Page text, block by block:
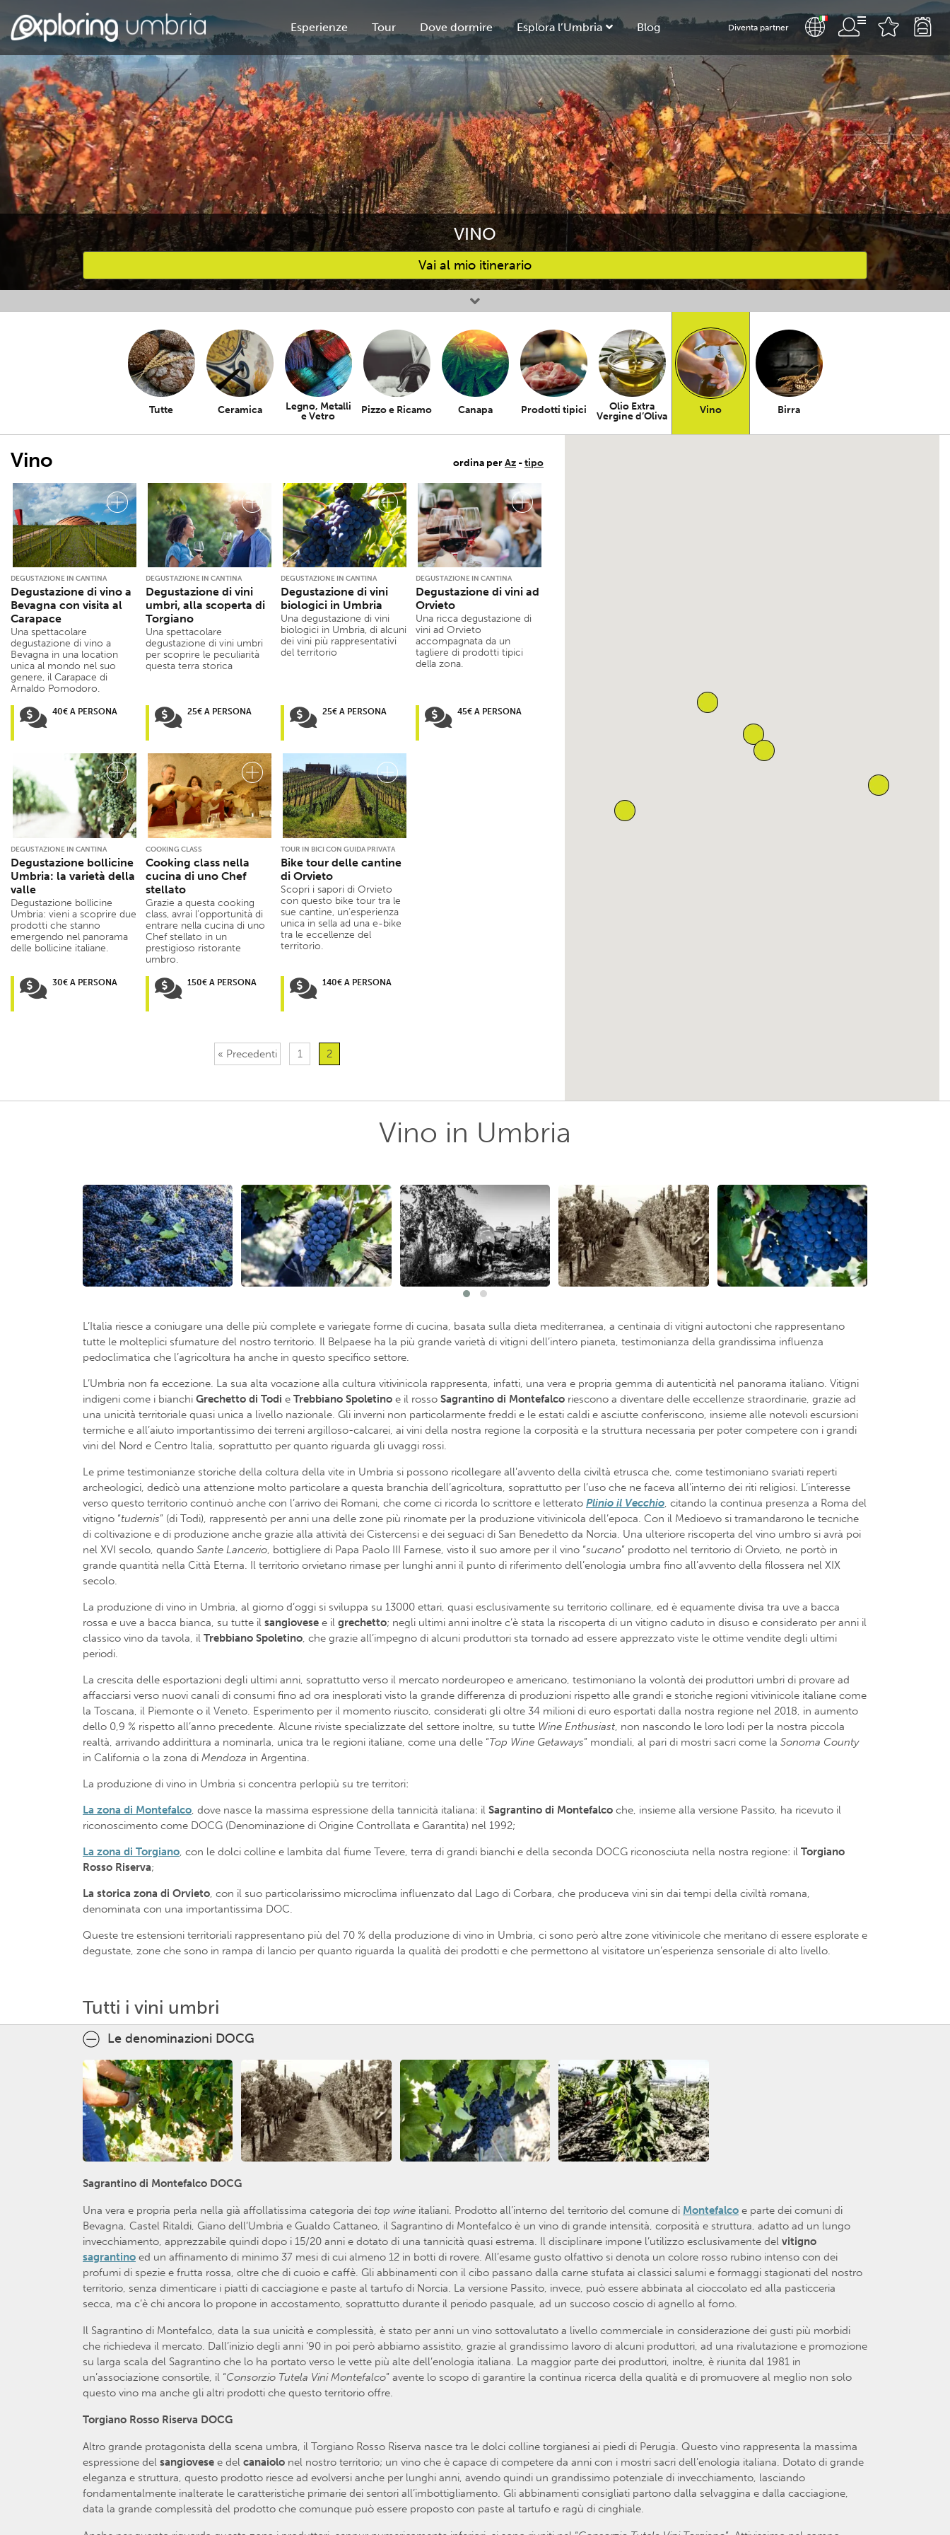
Esperienze Tour Dove dormire Esplora l’Umbria Blog Diventa partner
VINO
Vai al mio itinerario
Attività preferite
Tutte Ceramica
Legno, Metalli
e Vetro
Pizzo e Ricamo Canapa Prodotti tipici
Olio Extra
Vergine d’Oliva
Vino Birra
ordina perAz -tipo
Vino
DEGUSTAZIONE IN CANTINA
Degustazione di vino a
Bevagna con visita al
Carapace
Una spettacolare
degustazione di vino a
Bevagna in una location
unica al mondo nel suo
genere, il Carapace di
Arnaldo Pomodoro.
40€ A PERSONA
DEGUSTAZIONE IN CANTINA
Degustazione di vini
umbri, alla scoperta di
Torgiano
Una spettacolare
degustazione di vini umbri
per scoprire le peculiarità
questa terra storica
25€ A PERSONA
DEGUSTAZIONE IN CANTINA
Degustazione di vini
biologici in Umbria
Una degustazione di vini
biologici in Umbria, di alcuni
dei vini più rappresentativi
del territorio
25€ A PERSONA
DEGUSTAZIONE IN CANTINA
Degustazione di vini ad
Orvieto
Una ricca degustazione di
vini ad Orvieto
accompagnata da un
tagliere di prodotti tipici
della zona.
45€ A PERSONA
DEGUSTAZIONE IN CANTINA
Degustazione bollicine
Umbria: la varietà della
valle
Degustazione bollicine
Umbria: vieni a scoprire due
prodotti che stanno
emergendo nel panorama
delle bollicine italiane.
30€ A PERSONA
COOKING CLASS
Cooking class nella
cucina di uno Chef
stellato
Grazie a questa cooking
class, avrai l’opportunità di
entrare nella cucina di uno
Chef stellato in un
prestigioso ristorante
umbro.
150€ A PERSONA
TOUR IN BICI CON GUIDA PRIVATA
Bike tour delle cantine
di Orvieto
Scopri i sapori di Orvieto
con questo bike tour tra le
sue cantine, un’esperienza
unica in sella ad una e-bike
tra le eccellenze del
territorio.
140€ A PERSONA
« Precedenti 1 2
Vino in Umbria
L’Italia riesce a coniugare una delle più complete e variegate forme di cucina, basata sulla dieta mediterranea, a centinaia di vitigni autoctoni che rappresentano
tutte le molteplici sfumature del nostro territorio. Il Belpaese ha la più grande varietà di vitigni dell’intero pianeta, testimonianza della grandissima influenza
pedoclimatica che l’agricoltura ha anche in questo specifico settore.
L’Umbria non fa eccezione. La sua alta vocazione alla cultura vitivinicola rappresenta, infatti, una vera e propria gemma di autenticità nel panorama italiano. Vitigni
indigeni come i bianchi Grechetto di Todi e Trebbiano Spoletino e il rosso Sagrantino di Montefalco riescono a diventare delle eccellenze straordinarie, grazie ad
una unicità territoriale quasi unica a livello nazionale. Gli inverni non particolarmente freddi e le estati caldi e asciutte conferiscono, insieme alle notevoli escursioni
termiche e all’aiuto importantissimo dei terreni argilloso-calcarei, ai vini della nostra regione la corposità e la struttura necessaria per poter competere con i grandi
vini del Nord e Centro Italia, soprattutto per quanto riguarda gli uvaggi rossi.
Le prime testimonianze storiche della coltura della vite in Umbria si possono ricollegare all’avvento della civiltà etrusca che, come testimoniano svariati reperti
archeologici, dedicò una attenzione molto particolare a questa branchia dell’agricoltura, soprattutto per l’uso che ne faceva all’interno dei riti religiosi. L’interesse
verso questo territorio continuò anche con l’arrivo dei Romani, che come ci ricorda lo scrittore e letterato Plinio il Vecchio, citando la continua presenza a Roma del
vitigno “tudernis” (di Todi), rappresentò per anni una delle zone più rinomate per la produzione vitivinicola dell’epoca. Con il Medioevo si tramandarono le tecniche
di coltivazione e di produzione anche grazie alla attività dei Cistercensi e dei seguaci di San Benedetto da Norcia. Una ulteriore riscoperta del vino umbro si avrà poi
nel XVI secolo, quando Sante Lancerio, bottigliere di Papa Paolo III Farnese, visto il suo amore per il vino “sucano” prodotto nel territorio di Orvieto, ne portò in
grande quantità nella Città Eterna. Il territorio orvietano rimase per lunghi anni il punto di riferimento dell’enologia umbra fino all’avvento della filossera nel XIX
secolo.
La produzione di vino in Umbria, al giorno d’oggi si sviluppa su 13000 ettari, quasi esclusivamente su territorio collinare, ed è equamente divisa tra uve a bacca
rossa e uve a bacca bianca, su tutte il sangiovese e il grechetto; negli ultimi anni inoltre c’è stata la riscoperta di un vitigno caduto in disuso e considerato per anni il
classico vino da tavola, il Trebbiano Spoletino, che grazie all’impegno di alcuni produttori sta tornado ad essere apprezzato viste le ottime vendite degli ultimi
periodi.
La crescita delle esportazioni degli ultimi anni, soprattutto verso il mercato nordeuropeo e americano, testimoniano la volontà dei produttori umbri di provare ad
affacciarsi verso nuovi canali di consumi fino ad ora inesplorati visto la grande differenza di produzioni rispetto alle grandi e storiche regioni vitivinicole italiane come
la Toscana, il Piemonte o il Veneto. Esperimento per il momento riuscito, considerati gli oltre 34 milioni di euro esportati dalla nostra regione nel 2018, in aumento
dello 0,9 % rispetto all’anno precedente. Alcune riviste specializzate del settore inoltre, su tutte Wine Enthusiast, non nascondo le loro lodi per la nostra piccola
realtà, arrivando addirittura a nominarla, unica tra le regioni italiane, come una delle “Top Wine Getaways” mondiali, al pari di mostri sacri come la Sonoma County
in California o la zona di Mendoza in Argentina.
La produzione di vino in Umbria si concentra perlopiù su tre territori:
La zona di Montefalco, dove nasce la massima espressione della tannicità italiana: il Sagrantino di Montefalco che, insieme alla versione Passito, ha ricevuto il
riconoscimento come DOCG (Denominazione di Origine Controllata e Garantita) nel 1992;
La zona di Torgiano, con le dolci colline e lambita dal fiume Tevere, terra di grandi bianchi e della seconda DOCG riconosciuta nella nostra regione: il Torgiano
Rosso Riserva;
La storica zona di Orvieto, con il suo particolarissimo microclima influenzato dal Lago di Corbara, che produceva vini sin dai tempi della civiltà romana,
denominata con una importantissima DOC.
Queste tre estensioni territoriali rappresentano più del 70 % della produzione di vino in Umbria, ci sono però altre zone vitivinicole che meritano di essere esplorate e
degustate, zone che sono in rampa di lancio per quanto riguarda la qualità dei prodotti e che permettono al visitatore un’esperienza sensoriale di alto livello.
Tutti i vini umbri
Le denominazioni DOCG
Sagrantino di Montefalco DOCG
Una vera e propria perla nella già affollatissima categoria dei top wine italiani. Prodotto all’interno del territorio del comune di Montefalco e parte dei comuni di
Bevagna, Castel Ritaldi, Giano dell’Umbria e Gualdo Cattaneo, il Sagrantino di Montefalco è un vino di grande intensità, corposità e struttura, adatto ad un lungo
invecchiamento, apprezzabile quindi dopo i 15/20 anni e dotato di una tannicità quasi estrema. Il disciplinare impone l’utilizzo esclusivamente del vitigno
sagrantino ed un affinamento di minimo 37 mesi di cui almeno 12 in botti di rovere. All’esame gusto olfattivo si denota un colore rosso rubino intenso con dei
profumi di spezie e frutta rossa, oltre che di cuoio e caffè. Gli abbinamenti con il cibo passano dalla carne stufata ai classici salumi e formaggi stagionati del nostro
territorio, senza dimenticare i piatti di cacciagione e paste al tartufo di Norcia. La versione Passito, invece, può essere abbinata al cioccolato ed alla pasticceria
secca, ma c’è chi ancora lo propone in accostamento, soprattutto durante il periodo pasquale, ad un succoso coscio di agnello al forno.
Il Sagrantino di Montefalco, data la sua unicità e complessità, è stato per anni un vino sottovalutato a livello commerciale in considerazione dei gusti più morbidi
che richiedeva il mercato. Dall’inizio degli anni ’90 in poi però abbiamo assistito, grazie al grandissimo lavoro di alcuni produttori, ad una rivalutazione e promozione
su larga scala del Sagrantino che lo ha portato verso le vette più alte dell’enologia italiana. La maggior parte dei produttori, inoltre, è riunita dal 1981 in
un’associazione consortile, il “Consorzio Tutela Vini Montefalco” avente lo scopo di garantire la continua ricerca della qualità e di promuovere al meglio non solo
questo vino ma anche gli altri prodotti che questo territorio offre.
Torgiano Rosso Riserva DOCG
Altro grande protagonista della scena umbra, il Torgiano Rosso Riserva nasce tra le dolci colline torgianesi ai piedi di Perugia. Questo vino rappresenta la massima
espressione del sangiovese e del canaiolo nel nostro territorio; un vino che è capace di competere da anni con i mostri sacri dell’enologia italiana. Dotato di grande
eleganza e struttura, questo prodotto riesce ad evolversi anche per lunghi anni, avendo quindi un grandissimo potenziale di invecchiamento, lasciando
fondamentalmente inalterate le caratteristiche primarie dei sentori all’imbottigliamento. Gli abbinamenti consigliati partono dalla selvaggina e dalla cacciagione,
data la grande complessità del prodotto che comunque può essere proposto con paste al tartufo e ragù di cinghiale.